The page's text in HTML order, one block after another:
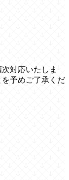
対応いたしま
予めご了承くだ